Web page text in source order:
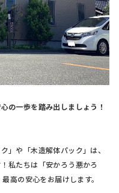
の一歩を踏み出しましょう！
」や「木造解体パック」は、
私たちは「安かろう悪かろ
高の安心をお届けします。